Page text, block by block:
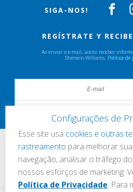
SIGA-NOS!
REGÍSTRATE Y
Ao enviar o e-mail, aceito receber
Sherwin-Williams. Política de
Configurações de
Esse site usa cookies e outras
rastreamento para melhorar
navegação, analisar o tráfego
nossos esforços de marketing.
Política de Privacidade. Para